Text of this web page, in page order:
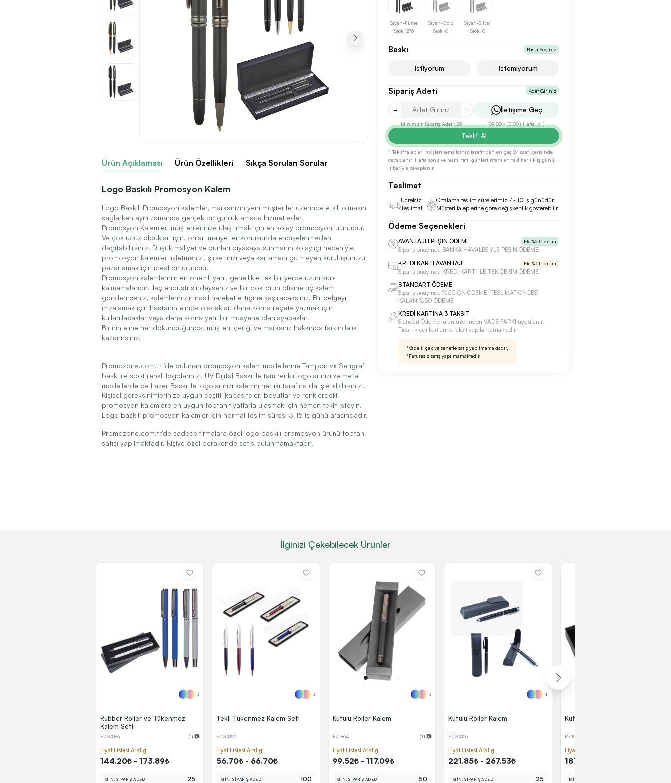
Sonraki Adıma İlerle
Ürün Açıklaması Ürün Özellikleri Sıkça Sorulan Sorular
Logo Baskılı Promosyon Kalem
Logo Baskılı Promosyon kalemler, markanızın yeni müşteriler üzerinde etkili olmasını
sağlarken aynı zamanda gerçek bir günlük amaca hizmet eder.
Promosyon Kalemler, müşterilerinize ulaştırmak için en kolay promosyon ürünüdür.
Ve çok ucuz oldukları için, onları maliyetler konusunda endişelenmeden
dağıtabilirsiniz. Düşük maliyet ve bunları piyasaya sunmanın kolaylığı nedeniyle,
promosyon kalemleri işletmenizi, şirketinizi veya kar amacı gütmeyen kuruluşunuzu
pazarlamak için ideal bir üründür.
Promosyon kalemlerinin en önemli yanı, genellikle tek bir yerde uzun süre
kalmamalarıdır. İlaç endüstrisindeyseniz ve bir doktorun ofisine üç kalem
gönderirseniz, kalemlerinizin nasıl hareket ettiğine şaşıracaksınız. Bir belgeyi
imzalamak için hastanın elinde olacaklar, daha sonra reçete yazmak için
kullanılacaklar veya daha sonra yeni bir muayene planlayacaklar.
Birinin eline her dokunduğunda, müşteri içeriği ve markanız hakkında farkındalık
kazanırsınız.
Promozone.com.tr ’de bulunan promosyon kalem modellerine Tampon ve Serigrafi
baskı ile spot renkli logolarınızı, UV Dijital Baskı ile tam renkli logolarınızı ve metal
modellerde de Lazer Baskı ile logolarınızı kalemin her iki tarafına da işletebilirsiniz..
Kişisel gereksinimlerinize uygun çeşitli kapasiteler, boyutlar ve renklerdeki
promosyon kalemlere en uygun toptan fiyatlarla ulaşmak için hemen teklif isteyin.
Logo baskılı promosyon kalemler için normal teslim süresi 3-15 iş günü arasındadır.
Promozone.com.tr'de sadece firmalara özel logo baskılı promosyon ürünü toptan
satışı yapılmaktadır. Kişiye özel perakende satış bulunmamaktadır.
Siyah-Füme
Stok: 275
Siyah-Gold
Stok: 0
Siyah-Silver
Stok: 0
Baskı Baskı Seçiniz
İstiyorum İstemiyorum
Sipariş Adeti Adet Giriniz
- +
Minimum Sipariş Adeti: 25
İletişime Geç
09:00 - 18:00 ( Hafta İçi )
Teklif Al
* Teklif talepleri müşteri temsilciniz tarafından en geç 24 saat içerisinde
cevaplanır. Hafta sonu ve resmi tatil günleri istenilen teklifler ilk iş günü
itibariyle cevaplanır.
Teslimat
Ücretsiz
Teslimat
Ortalama teslim sürelerimiz 7 - 10 iş günüdür.
Müşteri taleplerine göre değişkenlik gösterebilir.
Ödeme Seçenekleri
AVANTAJLI PEŞİN ÖDEME Ek %5 İndirim
Sipariş onayında BANKA HAVALESİYLE PEŞİN ÖDEME
KREDİ KARTI AVANTAJI
Ek %3 İndirim
Sipariş onayında KREDİ KARTI İLE TEK ÇEKİM ÖDEME
STANDART ÖDEME
Sipariş onayında %50 ÖN ÖDEME, TESLİMAT ÖNCESİ
KALAN %50 ÖDEME
KREDİ KARTINA 3 TAKSİT
Standart Ödeme tutarı üzerinden VADE FARKI uygulanır.
Ticari kredi kartlarına taksit yapılamamaktadır
*Vadeli, çek ve senetle satış yapılmamaktadır.
*Faturasız satış yapılmamaktadır.
İlginizi Çekebilecek Ürünler
3
Rubber Roller ve Tükenmez
Kalem Seti
PZ20886 (1) 📷
Fiyat Listesi Aralığı
144.20₺ - 173.89₺
MİN. SİPARİŞ ADEDİ 25
3
Tekli Tükenmez Kalem Seti
PZ20862
Fiyat Listesi Aralığı
56.70₺ - 66.70₺
MİN. SİPARİŞ ADEDİ 100
3
Kutulu Roller Kalem
PZ1864 (3) 📷
Fiyat Listesi Aralığı
99.52₺ - 117.09₺
MİN. SİPARİŞ ADEDİ 50
1
Kutulu Roller Kalem
PZ20855
Fiyat Listesi Aralığı
221.85₺ - 267.53₺
MİN. SİPARİŞ ADEDİ 25
Kutulu Roller Kalem
PZ1929
Fiyat Listesi Aralığı
187.34₺ - 225.91₺
MİN. SİPARİŞ ADEDİ